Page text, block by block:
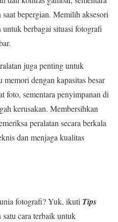
bepergian. Memilih aksesori
berbagai situasi fotografi
juga penting untuk
dengan kapasitas besar
foto, sementara penyimpanan di
kerusakan. Membersihkan
peralatan secara berkala
dan menjaga kualitas
fotografi? Yuk, ikuti Tips
cara terbaik untuk